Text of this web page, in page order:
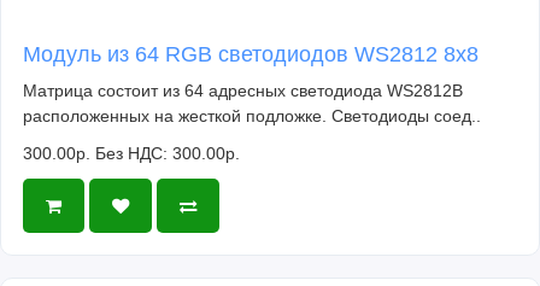
Модуль из 64 RGB светодиодов WS2812 8x8
Матрица состоит из 64 адресных светодиода WS2812B
расположенных на жесткой подложке. Светодиоды соед..
300.00р. Без НДС: 300.00р.